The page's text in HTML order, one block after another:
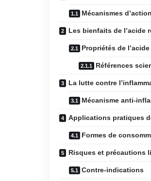
Mécanismes
Les bienfaits de l’acide
Propriétés de
Références
La lutte contre
Mécanisme anti-
Applications pratiques
Formes de
Risques et précautions
Contre-indications